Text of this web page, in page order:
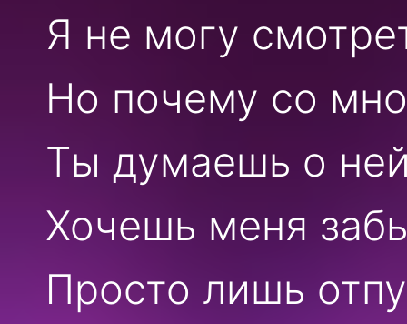
Я не могу
Но почему со
Ты думаешь о
Хочешь меня
Просто лишь